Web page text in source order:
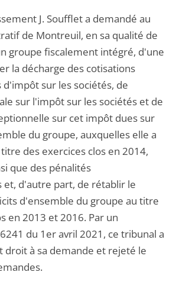
J. Soufflet a demandé au
de Montreuil, en sa qualité de
groupe fiscalement intégré, d'une
la décharge des cotisations
sur les sociétés, de
sur l'impôt sur les sociétés et de
sur cet impôt dues sur
du groupe, auxquelles elle a
des exercices clos en 2014,
que des pénalités
et, d'autre part, de rétablir le
d'ensemble du groupe au titre
en 2013 et 2016. Par un
du 1er avril 2021, ce tribunal a
à sa demande et rejeté le